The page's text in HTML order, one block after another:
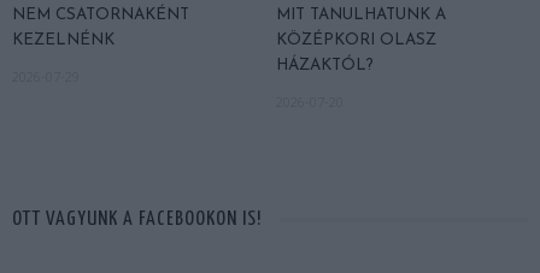
NEM CSATORNAKÉNT
KEZELNÉNK
MIT TANULHATUNK A
KÖZÉPKORI OLASZ
HÁZAKTÓL?
OTT VAGYUNK A FACEBOOKON IS!